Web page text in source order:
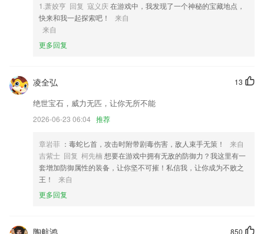
5,【简洁】INKredible 只有一个使命：在 片剂 上创造出无与伦比的书写
体验。它应该没有任何干扰。事实上，您一般不会看到任何用户界面控件
或按钮，只有一张用来书写的白纸。
6,海量书库:你想看的,这里都有!
1.老师发布的「考试」、「作业」、「点名」；
2.记忆当前阅读进度，下次打开时还原当前进度
3.学习类别选择，根据场景模式就能学习到课程；
4.轻轻松松好玩儿的答题游戏玩法，有意思的话等你来，还能领取丰富巨
5.提供了错题库，自动保存错题，还可以查看提供的分类错题。
6.了解不同的教学信息也会更加的简洁化，同时还可以更好的知晓通话交
1.萧姣亨 回复 寇义庆在游戏中，我发现了一个神秘的宝藏地点，
快来和我一起探索吧！
来自
来自
更多回复
13
凌全弘
绝世宝石，威力无匹，让你无所不能
2026-06-23 06:04 推荐
章岩菲 ：毒蛇匕首，攻击时附带剧毒伤害，敌人束手无策！
来自
吉紫士 回复 柯先楠 想要在游戏中拥有无敌的防御力？我这里有一
套增加防御属性的装备，让你坚不可摧！私信我，让你成为不败之
王！
来自
更多回复
850
陶航鸿